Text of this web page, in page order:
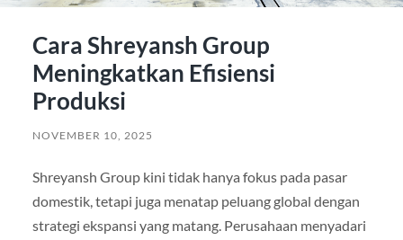
Cara Shreyansh Group
Meningkatkan Efisiensi
Produksi
NOVEMBER 10, 2025
Shreyansh Group kini tidak hanya fokus pada pasar
domestik, tetapi juga menatap peluang global dengan
strategi ekspansi yang matang. Perusahaan menyadari